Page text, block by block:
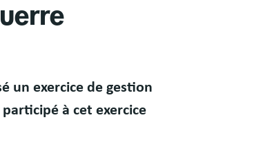
un exercice de gestion
à cet exercice